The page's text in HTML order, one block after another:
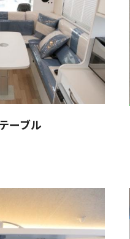
ーブル